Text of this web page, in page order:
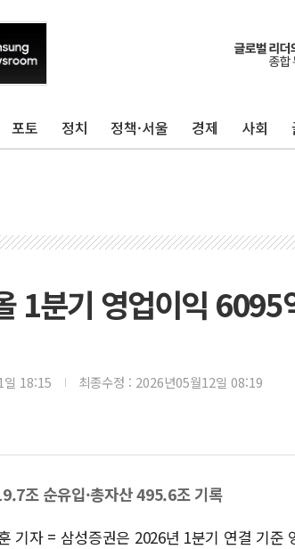
포토 정치 정책·서울 경제 사회
1분기 영업이익
일 18:15 최종수정 : 2026년05월12일 08:19
조 순유입·총자산 495.6조 기록
기자 = 삼성증권은 2026년 1분기 연결 기준